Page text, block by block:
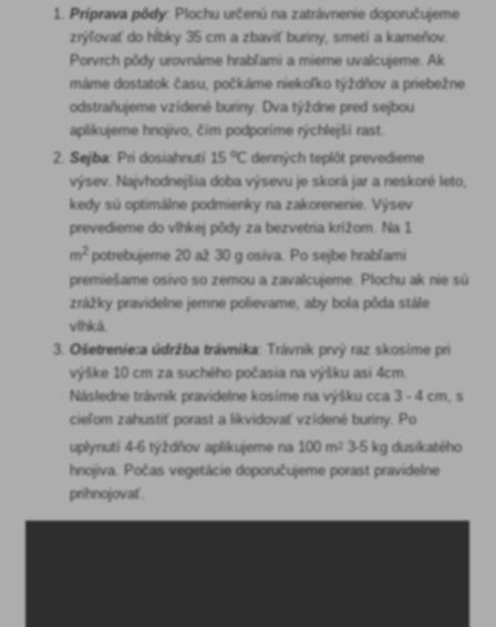
Príprava pôdy: Plochu určenú na zatrávnenie doporučujeme
zrýľovať do hĺbky 35 cm a zbaviť buriny, smetí a kameňov.
Porvrch pôdy urovnáme hrabľami a mierne uvalcujeme. Ak
máme dostatok času, počkáme niekoľko týždňov a priebežne
odstraňujeme vzídené buriny. Dva týždne pred sejbou
aplikujeme hnojivo, čím podporíme rýchlejší rast.
Sejba: Pri dosiahnutí 15oC denných teplôt prevedieme
výsev. Najvhodnejšia doba výsevu je skorá jar a neskoré leto,
kedy sú optimálne podmienky na zakorenenie. Výsev
prevedieme do vlhkej pôdy za bezvetria krížom. Na 1
m2potrebujeme 20 až 30 g osiva. Po sejbe hrabľami
premiešame osivo so zemou a zavalcujeme. Plochu ak nie sú
zrážky pravidelne jemne polievame, aby bola pôda stále
vlhká.
Ošetrenie:a údržba trávnika: Trávnik prvý raz skosíme pri
výške 10 cm za suchého počasia na výšku asi 4cm.
Následne trávnik pravidelne kosíme na výšku cca 3 - 4 cm, s
cieľom zahustiť porast a likvidovať vzídené buriny. Po
uplynutí 4-6 týždňov aplikujeme na 100 m
3-5 kg dusikatého
hnojiva. Počas vegetácie doporučujeme porast pravidelne
prihnojovať.